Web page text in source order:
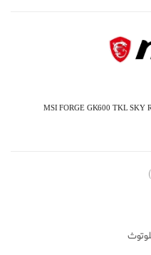
MSI FORGE GK600 TKL SKY